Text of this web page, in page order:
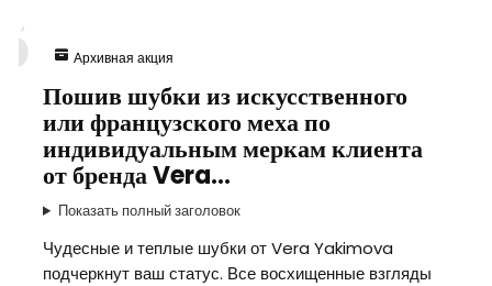
Архивная акция
Пошив шубки из искусственного
или французского меха по
индивидуальным меркам клиента
от бренда Vera…
Показать полный заголовок
Чудесные и теплые шубки от Vera Yakimova
подчеркнут ваш статус. Все восхищенные взгляды